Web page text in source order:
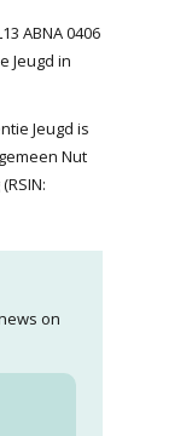
ABNA 0406
Jeugd in
Jeugd is
Nut
on